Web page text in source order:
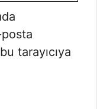
posta
tarayıcıya